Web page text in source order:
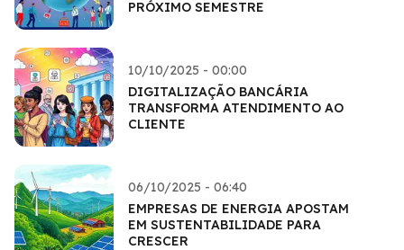
PRÓXIMO SEMESTRE
10/10/2025 - 00:00
DIGITALIZAÇÃO BANCÁRIA
TRANSFORMA ATENDIMENTO AO
CLIENTE
06/10/2025 - 06:40
EMPRESAS DE ENERGIA APOSTAM
EM SUSTENTABILIDADE PARA
CRESCER